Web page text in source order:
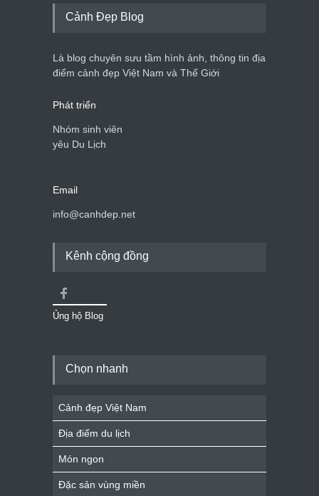
Cảnh Đẹp Blog
Là blog chuyên sưu tầm hình ảnh, thông tin địa
điểm cảnh đẹp Việt Nam và Thế Giới
Phát triển
Nhóm sinh viên
yêu Du Lịch
Email
info@canhdep.net
Kênh cộng đồng
Ủng hộ Blog
Chọn nhanh
Cảnh đẹp Việt Nam
Địa điểm du lịch
Món ngon
Đặc sản vùng miền